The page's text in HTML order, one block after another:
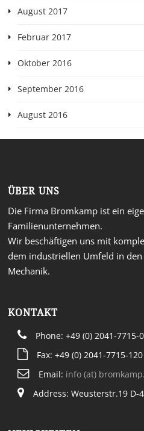
August 2017
Februar 2017
Oktober 2016
September 2016
August 2016
ÜBER UNS
Die Firma Bromkamp ist ein
Familienunternehmen.
Wir beschäftigen uns mit
dem industriellen Umfeld in
Mechanik.
KONTAKT
Phone: +49 (0) 2041-7715-0
Fax: +49 (0) 2041-7715-120
Email: info (at)
Address: Weusterstr.19 D-